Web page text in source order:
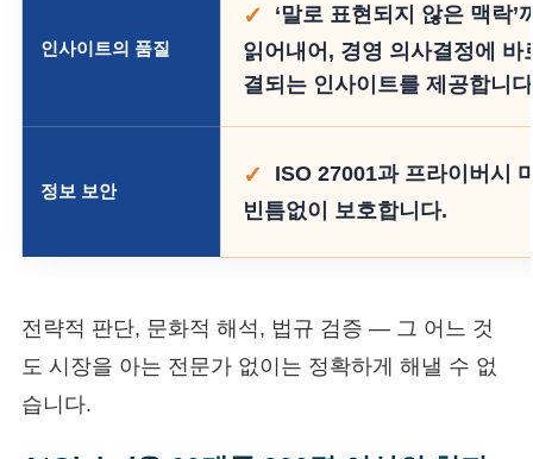
인사이트의 품질
‘말로 표현되지 않은 맥락’
읽어내어, 경영 의사결정에 바
결되는 인사이트를 제공합니
정보 보안
ISO 27001과 프라이버시
빈틈없이 보호합니다.
전략적 판단, 문화적 해석, 법규 검증 — 그 어느 것
도 시장을 아는 전문가 없이는 정확하게 해낼 수 없
습니다.